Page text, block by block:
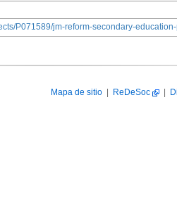
P071589/jm-reform-secondary-
Mapa de sitio ReDeSoc